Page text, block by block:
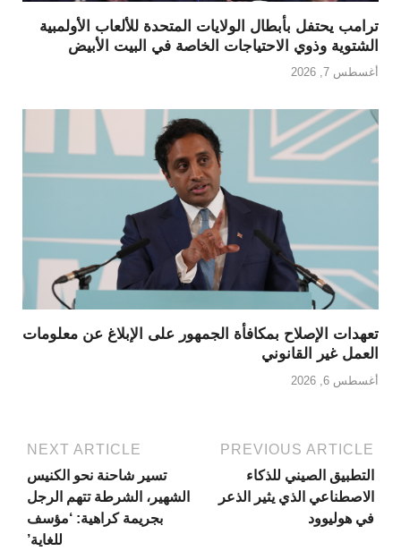
ترامب يحتفل بأبطال الولايات المتحدة للألعاب الأولمبية
الشتوية وذوي الاحتياجات الخاصة في البيت الأبيض
أغسطس 7, 2026
تعهدات الإصلاح بمكافأة الجمهور على الإبلاغ عن معلومات
العمل غير القانوني
أغسطس 6, 2026
PREVIOUS ARTICLE
التطبيق الصيني للذكاء
الاصطناعي الذي يثير الذعر
في هوليوود
NEXT ARTICLE
تسير شاحنة نحو الكنيس
الشهير، الشرطة تتهم الرجل
بجريمة كراهية: ‘مؤسف
للغاية’